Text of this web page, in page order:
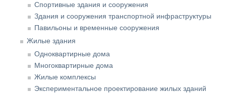
Спортивные здания и сооружения
Здания и сооружения транспортной инфраструктуры
Павильоны и временные сооружения
Жилые здания
Одноквартирные дома
Многоквартирные дома
Жилые комплексы
Экспериментальное проектирование жилых зданий